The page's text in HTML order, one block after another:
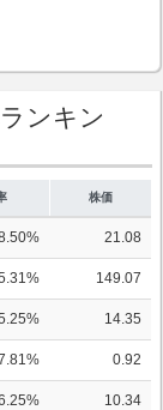
ンキン
株価
21.08
149.07
14.35
0.92
10.34